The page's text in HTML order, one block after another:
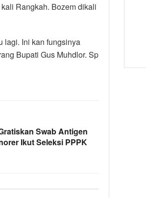
Rangkah. Bozem dikali
lagi. Ini kan fungsinya
Bupati Gus Muhdlor. Sp
Swab Antigen
Ikut Seleksi PPPK